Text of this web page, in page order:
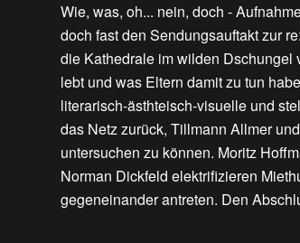
Wie, was, oh... nein, doch -
doch fast den Sendungsauftakt zur
die Kathedrale im wilden Dschungel
lebt und was Eltern damit zu tun
literarisch-ästhteisch-visuelle und
das Netz zurück, Tillmann Allmer
untersuchen zu können. Moritz
Norman Dickfeld elektrifizieren
gegeneinander antreten. Den